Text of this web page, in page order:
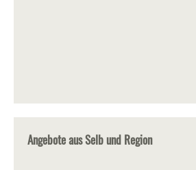
Angebote aus Selb und Region